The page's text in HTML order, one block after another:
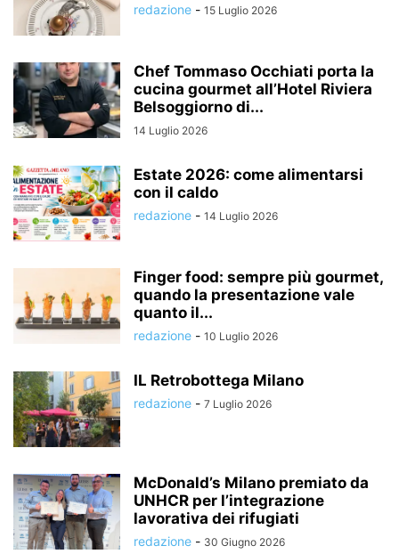
redazione - 15 Luglio 2026
Chef Tommaso Occhiati porta la
cucina gourmet all’Hotel Riviera
Belsoggiorno di...
14 Luglio 2026
Estate 2026: come alimentarsi
con il caldo
redazione - 14 Luglio 2026
Finger food: sempre più gourmet,
quando la presentazione vale
quanto il...
redazione - 10 Luglio 2026
IL Retrobottega Milano
redazione - 7 Luglio 2026
McDonald’s Milano premiato da
UNHCR per l’integrazione
lavorativa dei rifugiati
redazione - 30 Giugno 2026